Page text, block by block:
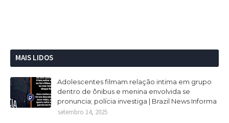
MAIS LIDOS
Adolescentes filmam relação intima em grupo
dentro de ônibus e menina envolvida se
pronuncia; polícia investiga | Brazil News Informa
setembro 14, 2025